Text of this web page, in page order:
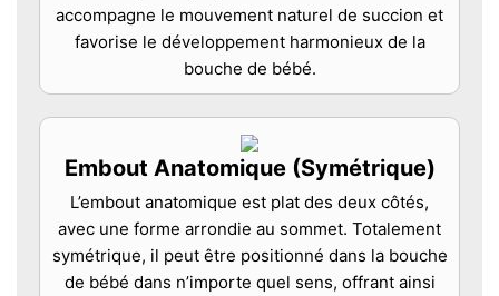
accompagne le mouvement naturel de succion et
favorise le développement harmonieux de la
bouche de bébé.
Embout Anatomique (Symétrique)
L’embout anatomique est plat des deux côtés,
avec une forme arrondie au sommet. Totalement
symétrique, il peut être positionné dans la bouche
de bébé dans n’importe quel sens, offrant ainsi